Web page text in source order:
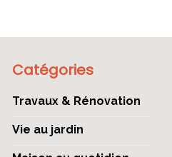
Catégories
Travaux & Rénovation
Vie au jardin